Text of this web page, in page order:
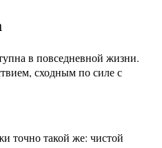
в повседневной жизни.
сходным по силе с
точно такой же: чистой